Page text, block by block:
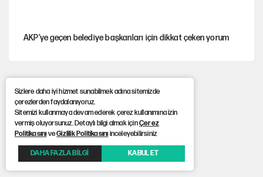
AKP’ye geçen belediye başkanları için dikkat çeken yorum
tarih verdi
Salah’ın Trabzonspor alacakları için haciz süreci
Cem Gürdeniz'den 'Mekke Ortak Savunma Anlaşması' için
kritik uyarı
Sizlere daha iyi hizmet sunabilmek adına sitemizde
çerezlerden faydalanıyoruz.
Sitemizi kullanmaya devam ederek çerez kullanımına izin
vermiş oluyorsunuz. Detaylı bilgi almak içinÇerez
PolitikasınıveGizlilik Politikasınıinceleyebilirsiniz
DAHA FAZLA BİLGİ KABUL ET